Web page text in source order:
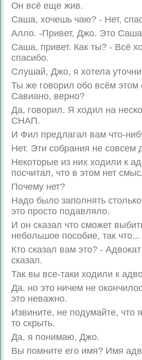
Он всё еще жив.
Саша, хочешь чаю? - Нет,
Алло. -Привет, Джо. Это
Саша, привет. Как ты? - Всё
спасибо.
Слушай, Джо, я хотела
Ты же говорил обо всём
Савиано, верно?
Да, говорил. Я ходил на
СНАП.
И Фил предлагал вам что-
Нет. Эти собрания не совсем
Некоторые из них ходили к
посчитал, что в этом нет
Почему нет?
Надо было заполнять
это просто подавляло.
И он сказал что сможет
небольшое пособие, так что...
Кто сказал вам это? -
сказал.
Так вы все-таки ходили к
Да, но это ничем не
это неважно.
Извините, не подумайте, что
то скрыть.
Да, я понимаю, Джо.
Вы помните его имя? Имя